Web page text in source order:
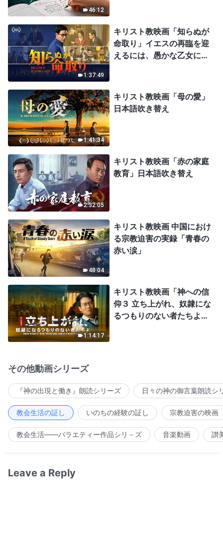
46:12
1:37:49
キリスト教映画「知らぬが
命取り」イエスの再臨を迎
えるには、愚かな乙女にな
1:41:34
キリスト教映画「母の愛」
日本語吹き替え
2:32:05
キリスト教映画「赤の家庭
教育」日本語吹き替え
48:04
キリスト教映画 中国におけ
る宗教迫害の実録「青春の
赤い涙」
1:14:17
キリスト教映画「神への信
仰３ 立ち上がれ、奴隷にな
るつもりのない者たちよ」
その他動画シリーズ
『神の出現と働き』朗読シリーズ 日々の神の御言葉朗読シ
教会生活の証し いのちの経験の証し 宗教迫害の映画
教会生活――バラエティー作品シリ－ズ 音楽動画 讃
Leave a Reply